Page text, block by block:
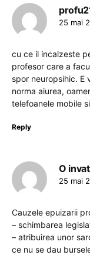
25 mai
cu ce il incalzeste
profesor care a
spor neuropsihic. E
norma aiurea,
telefoanele mobile
Reply
O
25 mai
Cauzele epuizarii
– schimbarea
– atribuirea unor
ce nu se dau